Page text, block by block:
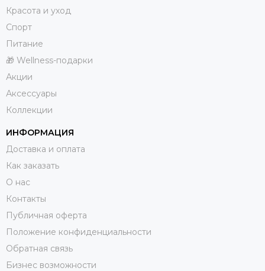
Красота и уход
Спорт
Питание
🎁 Wellness-подарки
Акции
Аксессуары
Коллекции
ИНФОРМАЦИЯ
Доставка и оплата
Как заказать
О нас
Контакты
Публичная оферта
Положение конфиденциальности
Обратная связь
Бизнес возможности